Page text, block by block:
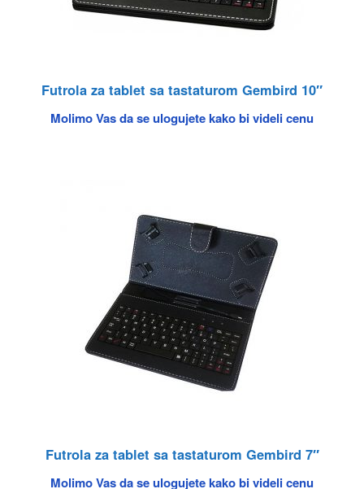
Futrola za tablet sa tastaturom Gembird 10″
Molimo Vas da se ulogujete kako bi videli cenu
Futrola za tablet sa tastaturom Gembird 7″
Molimo Vas da se ulogujete kako bi videli cenu